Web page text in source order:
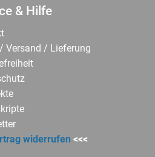
& Hilfe
Versand / Lieferung
widerrufen <<<